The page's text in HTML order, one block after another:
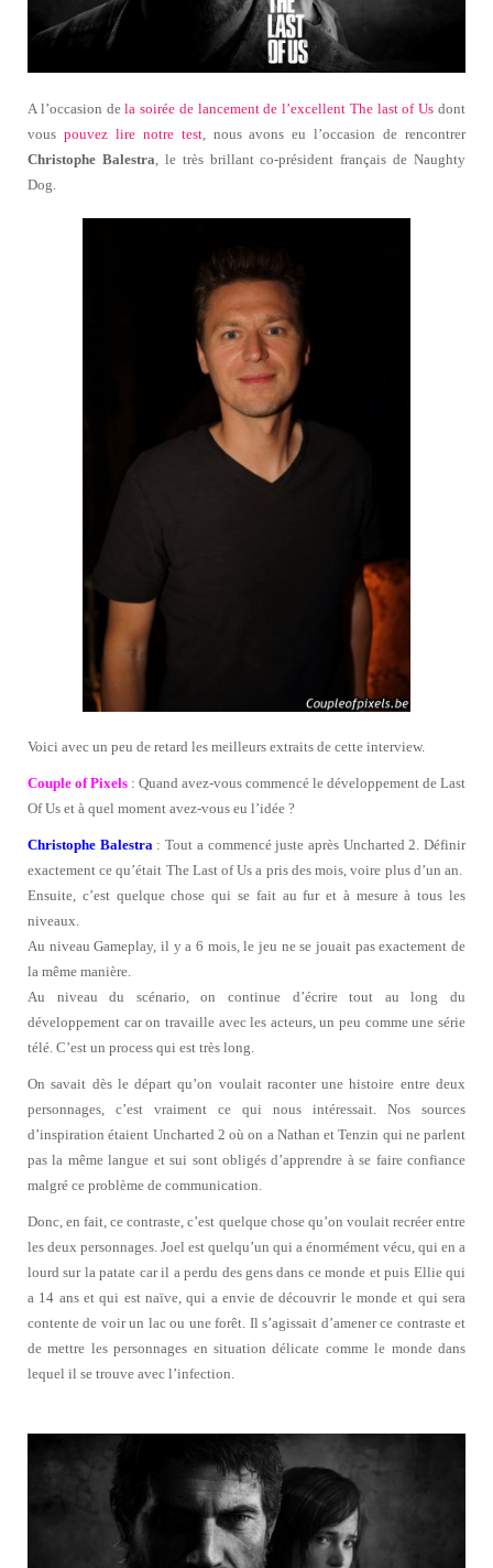
A l’occasion dela soirée de lancement de l’excellent The last of Us dont
vous pouvez lire notre test, nous avons eu l’occasion de rencontrer
Christophe Balestra , le très brillant co-président français de Naughty
Dog.
Voici avec un peu de retard les meilleurs extraits de cette interview.
Couple of Pixels : Quand avez-vous commencé le développement de Last
Of Us et à quel moment avez-vous eu l’idée ?
Christophe Balestra : Tout a commencé juste après Uncharted 2. Définir
exactement ce qu’était The Last of Us a pris des mois, voire plus d’un an.
Ensuite, c’est quelque chose qui se fait au fur et à mesure à tous les
niveaux.
Au niveau Gameplay, il y a 6 mois, le jeu ne se jouait pas exactement de
la même manière.
Au niveau du scénario, on continue d’écrire tout au long du
développement car on travaille avec les acteurs, un peu comme une série
télé. C’est un process qui est très long.
On savait dès le départ qu’on voulait raconter une histoire entre deux
personnages, c’est vraiment ce qui nous intéressait. Nos sources
d’inspiration étaient Uncharted 2 où on a Nathan et Tenzin qui ne parlent
pas la même langue et sui sont obligés d’apprendre à se faire confiance
malgré ce problème de communication.
Donc, en fait, ce contraste, c’est quelque chose qu’on voulait recréer entre
les deux personnages. Joel est quelqu’un qui a énormément vécu, qui en a
lourd sur la patate car il a perdu des gens dans ce monde et puis Ellie qui
a 14 ans et qui est naïve, qui a envie de découvrir le monde et qui sera
contente de voir un lac ou une forêt. Il s’agissait d’amener ce contraste et
de mettre les personnages en situation délicate comme le monde dans
lequel il se trouve avec l’infection.